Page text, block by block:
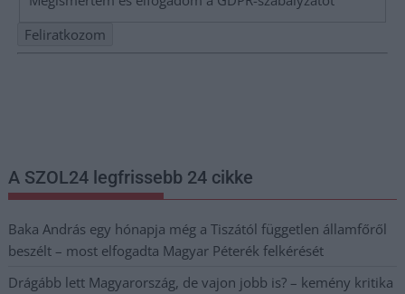
A SZOL24 legfrissebb 24 cikke
Baka András egy hónapja még a Tiszától független államfőről
beszélt – most elfogadta Magyar Péterék felkérését
Drágább lett Magyarország, de vajon jobb is? – kemény kritika